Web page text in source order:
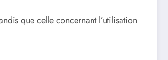
que celle concernant l’utilisation